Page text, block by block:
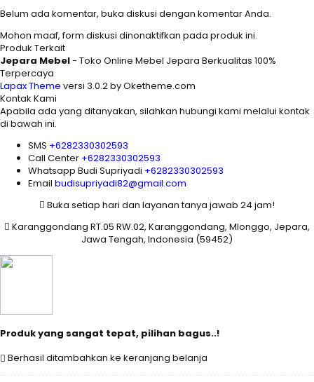
Belum ada komentar, buka diskusi dengan komentar Anda.
Mohon maaf, form diskusi dinonaktifkan pada produk ini.
Produk Terkait
Jepara Mebel- Toko Online Mebel Jepara Berkualitas 100%
Terpercaya
Lapax Theme versi 3.0.2 by Oketheme.com
Kontak Kami
Apabila ada yang ditanyakan, silahkan hubungi kami melalui kontak
di bawah ini.
SMS +6282330302593
Call Center +6282330302593
Whatsapp Budi Supriyadi +6282330302593
Email budisupriyadi82@gmail.com
Buka setiap hari dan layanan tanya jawab 24 jam!
Karanggondang RT.05 RW.02, Karanggondang, Mlonggo, Jepara,
Jawa Tengah, Indonesia (59452)
Produk yang sangat tepat, pilihan bagus..!
Berhasil ditambahkan ke keranjang belanja